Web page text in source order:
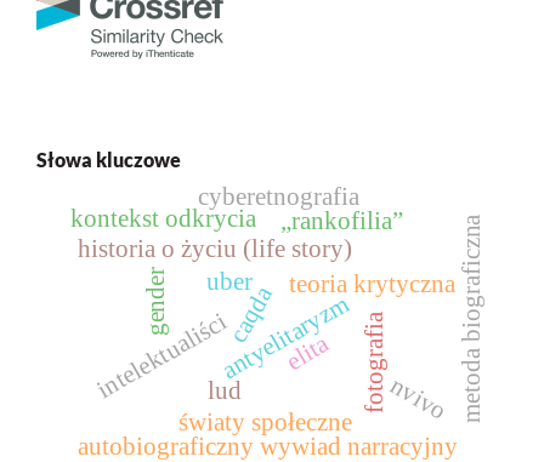
Słowa kluczowe
antyelitaryzm
elita
intelektualiści
lud
teoria krytyczna metoda biograficzna
historia o życiu (life story)
autobiograficzny wywiad narracyjny
uber
fotografia
kontekst odkrycia
światy społeczne
gender
„rankofilia”
caqda
nvivo
cyberetnografia